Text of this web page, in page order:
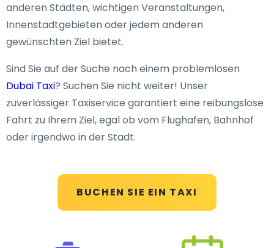
BUCHEN SIE EIN TAXI
anderen Städten, wichtigen Veranstaltungen,
Innenstadtgebieten oder jedem anderen
gewünschten Ziel bietet.
Sind Sie auf der Suche nach einem problemlosen
Dubai Taxi? Suchen Sie nicht weiter! Unser
zuverlässiger Taxiservice garantiert eine reibungslose
Fahrt zu Ihrem Ziel, egal ob vom Flughafen, Bahnhof
oder irgendwo in der Stadt.